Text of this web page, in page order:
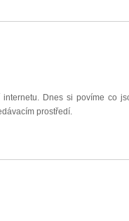
Dnes si povíme co
prostředí.